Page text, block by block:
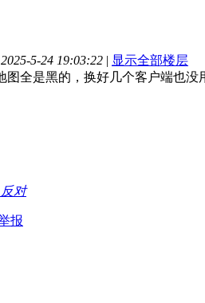
5-24 19:03:22 | 显示全部楼层
图全是黑的，换好几个客户端也没
反对
报